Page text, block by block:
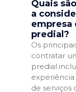
Quais
a
empresa
predial?
Os
contratar
predial
experiência
de serviços